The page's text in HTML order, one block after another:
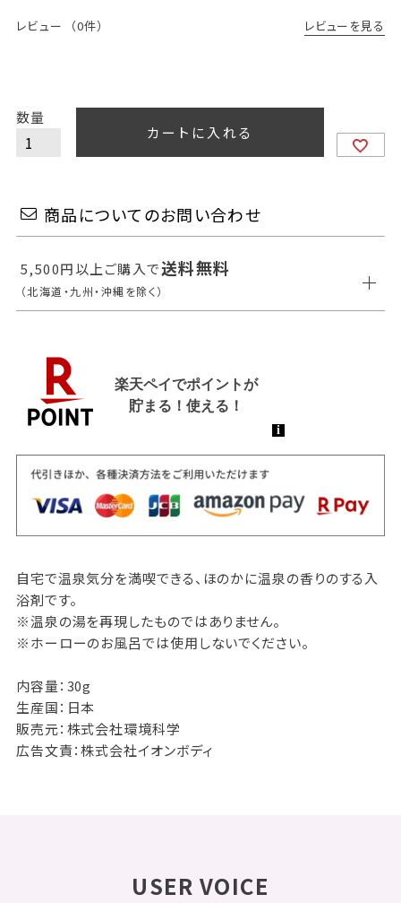
レビュー （0件） レビューを見る
カートに入れる
商品についてのお問い合わせ
5,500円以上ご購入で送料無料
（北海道・九州・沖縄を除く）
自宅で温泉気分を満喫できる、ほのかに温泉の香りのする入
浴剤です。
※温泉の湯を再現したものではありません。
※ホーローのお風呂では使用しないでください。
内容量：30g
生産国：日本
販売元：株式会社環境科学
広告文責：株式会社イオンボディ
USER VOICE